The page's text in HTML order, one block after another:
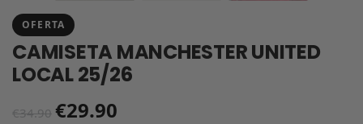
OFERTA
CAMISETA MANCHESTER UNITED
LOCAL 25/26
€34.90 €29.90